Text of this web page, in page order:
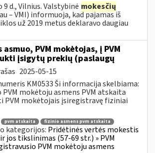
9 d., Vilnius. Valstybinė mokesčių
– VMI) informuoja, kad pajamas iš
už 2019 metus deklaravo daugiau
PVM mokėtojas, į PVM
įsigytų prekių (paslaugų
2025-05-15
KM0533 Ši informacija skelbiama:
mokėtoju asmens PVM atskaita
PVM mokėtojais įsiregistravę fiziniai
pvm atskaita fizinio asmens pvm atskaita
kategorijos: Pridėtinės vertės mokestis
jos tikslinimas (57-69 str.) » PVM
PVM mokėtoju asmens